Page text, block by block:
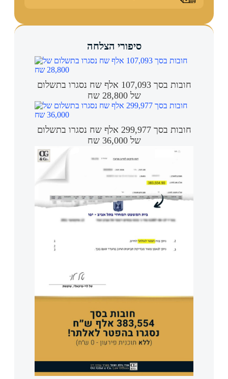
סיפורי הצלחה
חובות בסך 107,093 אלף שח נסגרו בתשלום
של 28,800 שח
חובות בסך 299,977 אלף שח נסגרו בתשלום
של 36,000 שח